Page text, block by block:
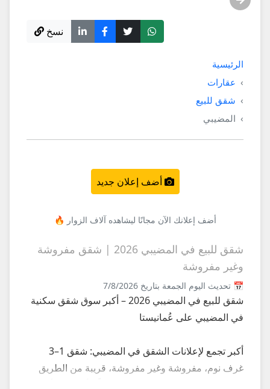
نسخ
الرئيسية
عقارات
شقق للبيع
المضيبي
أضف إعلان جديد
أضف إعلانك الآن مجانًا ليشاهده آلاف الزوار 🔥
شقق للبيع في المضيبي 2026 | شقق مفروشة
وغير مفروشة
📅 تحديث اليوم الجمعة بتاريخ 7/8/2026
شقق للبيع في المضيبي 2026 – أكبر سوق شقق سكنية
في المضيبي على عُمانيستا
أكبر تجمع لإعلانات الشقق في المضيبي: شقق 1–3
غرف نوم، مفروشة وغير مفروشة، قريبة من الطريق